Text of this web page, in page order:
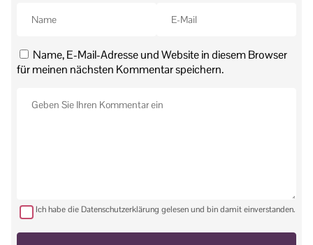
Name, E-Mail-Adresse und Website in diesem Browser
für meinen nächsten Kommentar speichern.
Ich habe die Datenschutzerklärung gelesen und bin damit einverstanden.